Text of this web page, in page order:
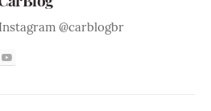
@carblogbr